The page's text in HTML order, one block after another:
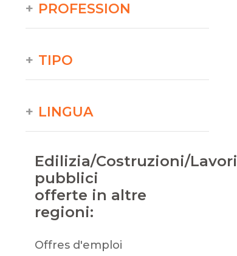
PROFESSION
TIPO
LINGUA
Edilizia/Costruzioni/Lavori
pubblici
offerte in altre
regioni:
Offres d'emploi